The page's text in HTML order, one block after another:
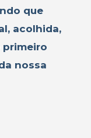
que
acolhida,
primeiro
nossa